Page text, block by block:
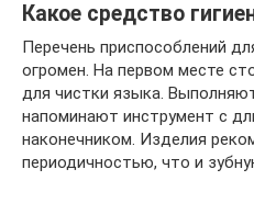
Какое средство
Перечень приспособлений
огромен. На первом месте
для чистки языка.
напоминают инструмент с
наконечником. Изделия
периодичностью, что и